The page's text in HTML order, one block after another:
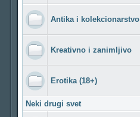
Antika i kolekcionarstvo
Kreativno i zanimljivo
Erotika (18+)
Neki drugi svet